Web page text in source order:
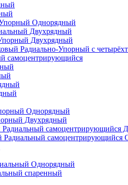
Однорядный
Двухрядный
Двухрядный
Радиально-Упорный с
самоцентрирующийся
Однорядный
Двухрядный
Радиальный самоцентрирующийся
Радиальный самоцентрирующийся
Однорядный
спаренный